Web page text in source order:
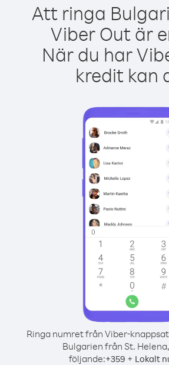
Att ringa
Viber Out är
När du har
kredit kan
Ringa numret från Viber-
Bulgarien från St.
följande:+359 + Lokalt